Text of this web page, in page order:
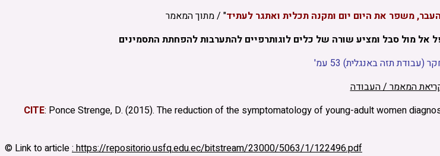
משפר את היום יום ומקנה תכלית ואתגר לעתיד" / מתוך המאמר
אל מול סבל ומציע שורה של כלים לוגותרפיים להתערבות להפחתת התסמינים
תזה באנגלית) 53 עמ'
המאמר / העבודה
CITE: Ponce Strenge, D. (2015). The reduction of the symptomatology of young-adult women
© Link to article: https://repositorio.usfq.edu.ec/bitstream/23000/5063/1/122496.pdf